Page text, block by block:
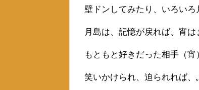
壁ドンしてみたり、いろい
月島は、記憶が戻れば、宵
もともと好きだった相手（宵
笑いかけられ、迫られれば